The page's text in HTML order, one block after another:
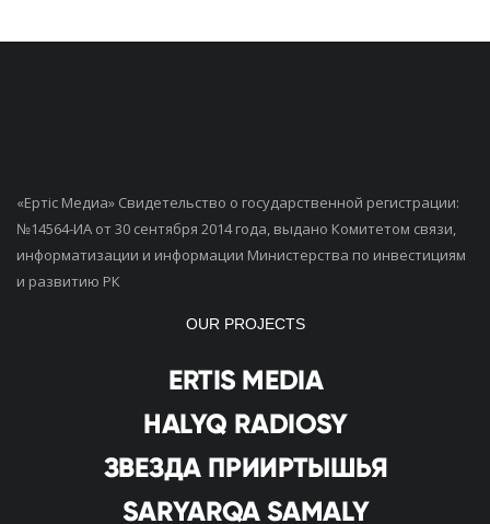
«Ертiс Медиа» Свидетельство о государственной регистрации:
№14564-ИА от 30 сентября 2014 года, выдано Комитетом связи,
информатизации и информации Министерства по инвестициям
и развитию РК
OUR PROJECTS